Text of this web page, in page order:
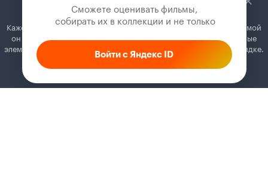
Сможете оценивать фильмы,
собирать их в коллекции и не только
Войти с Яндекс ID
Кажется, вы используете блокировщик рекламы. Вместе с рекламой
он может отключать постеры, папки с фильмами и другие важные
элементы. Добавьте Кинопоиск в исключения, и всё будет в порядке.
Как это сделать